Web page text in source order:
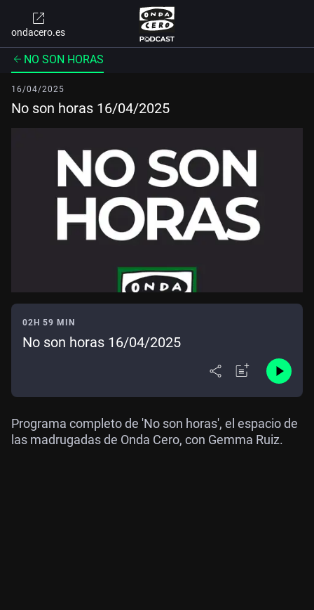
ondacero.es
NO SON HORAS
16/04/2025
No son horas 16/04/2025
02H 59 MIN
No son horas 16/04/2025
Programa completo de 'No son horas', el espacio de
las madrugadas de Onda Cero, con Gemma Ruiz.